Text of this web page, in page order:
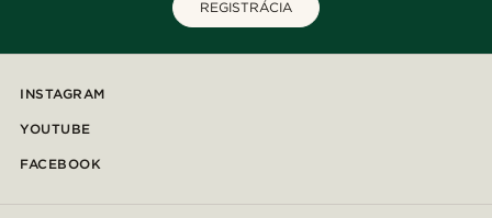
REGISTRÁCIA
INSTAGRAM
YOUTUBE
FACEBOOK